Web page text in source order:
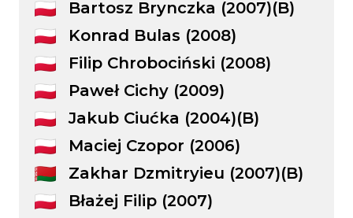
Bartosz Brynczka (2007)(B)
Konrad Bulas (2008)
Filip Chrobociński (2008)
Paweł Cichy (2009)
Jakub Ciućka (2004)(B)
Maciej Czopor (2006)
Zakhar Dzmitryieu (2007)(B)
Błażej Filip (2007)